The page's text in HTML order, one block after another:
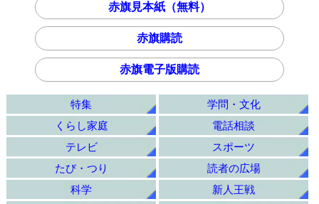
赤旗見本紙（無料）
赤旗購読
赤旗電子版購読
特集
学問・文化
くらし家庭
電話相談
テレビ
スポーツ
たび・つり
読者の広場
科学
新人王戦